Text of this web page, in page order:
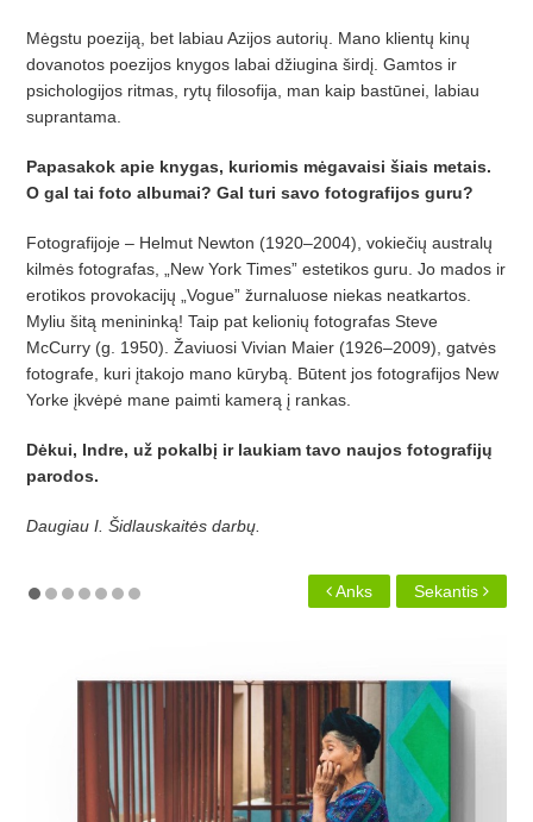
Mėgstu poeziją, bet labiau Azijos autorių. Mano klientų kinų
dovanotos poezijos knygos labai džiugina širdį. Gamtos ir
psichologijos ritmas, rytų filosofija, man kaip bastūnei, labiau
suprantama.
Papasakok apie knygas, kuriomis mėgavaisi šiais metais.
O gal tai foto albumai? Gal turi savo fotografijos guru?
Fotografijoje – Helmut Newton (1920–2004), vokiečių australų
kilmės fotografas, „New York Times” estetikos guru. Jo mados ir
erotikos provokacijų „Vogue” žurnaluose niekas neatkartos.
Myliu šitą menininką! Taip pat kelionių fotografas Steve
McCurry (g. 1950). Žaviuosi Vivian Maier (1926–2009), gatvės
fotografe, kuri įtakojo mano kūrybą. Būtent jos fotografijos New
Yorke įkvėpė mane paimti kamerą į rankas.
Dėkui, Indre, už pokalbį ir laukiam tavo naujos fotografijų
parodos.
Daugiau I. Šidlauskaitės darbų.
Sekantis
Anks